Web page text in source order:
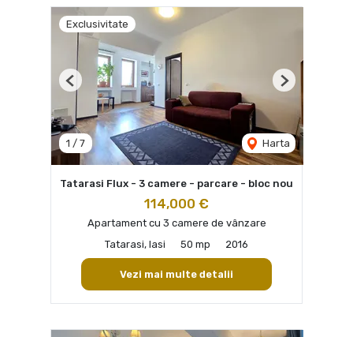
Exclusivitate
1 / 7 Harta
Previous Next
Tatarasi Flux - 3 camere - parcare - bloc nou
114,000 €
Apartament cu 3 camere de vânzare
Tatarasi, Iasi
50 mp 2016
Vezi mai multe detalii